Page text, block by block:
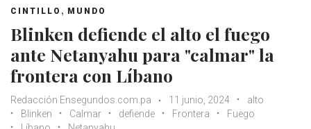
CINTILLO , MUNDO
Blinken defiende el alto el fuego
ante Netanyahu para "calmar" la
frontera con Líbano
Redacción Ensegundos.com.pa 11 junio, 2024
alto
Blinken
Calmar defiende Frontera
Fuego